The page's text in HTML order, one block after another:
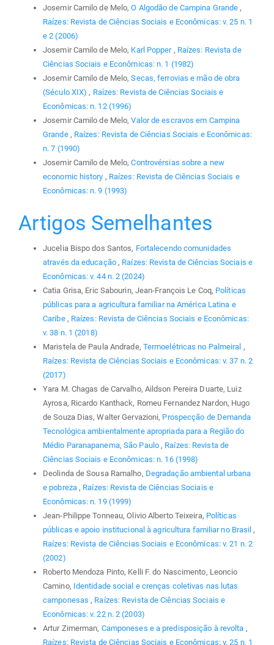
Josemir Camilo de Melo,O Algodão de Campina Grande ,
Raízes: Revista de Ciências Sociais e Econômicas: v. 25 n. 1
e 2 (2006)
Josemir Camilo de Melo, Karl Popper , Raízes: Revista de
Ciências Sociais e Econômicas: n. 1 (1982)
Josemir Camilo de Melo,Secas, ferrovias e mão de obra
(Século XIX) , Raízes: Revista de Ciências Sociais e
Econômicas: n. 12 (1996)
Josemir Camilo de Melo,Valor de escravos em Campina
Grande , Raízes: Revista de Ciências Sociais e Econômicas:
n. 7 (1990)
Josemir Camilo de Melo,Controvérsias sobre a new
economic history , Raízes: Revista de Ciências Sociais e
Econômicas: n. 9 (1993)
Artigos Semelhantes
Jucelia Bispo dos Santos, Fortalecendo comunidades
através da educação , Raízes: Revista de Ciências Sociais e
Econômicas: v. 44 n. 2 (2024)
Catia Grisa, Eric Sabourin, Jean-François Le Coq, Políticas
públicas para a agricultura familiar na América Latina e
Caribe , Raízes: Revista de Ciências Sociais e Econômicas:
v. 38 n. 1 (2018)
Maristela de Paula Andrade, Termoelétricas no Palmeiral ,
Raízes: Revista de Ciências Sociais e Econômicas: v. 37 n. 2
(2017)
Yara M. Chagas de Carvalho, Aildson Pereira Duarte, Luiz
Ayrosa, Ricardo Kanthack, Romeu Fernandez Nardon, Hugo
de Souza Dias, Walter Gervazioni, Prospecção de Demanda
Tecnológica ambientalmente apropriada para a Região do
Médio Paranapanema, São Paulo, Raízes: Revista de
Ciências Sociais e Econômicas: n. 16 (1998)
Deolinda de Sousa Ramalho, Degradação ambiental urbana
e pobreza , Raízes: Revista de Ciências Sociais e
Econômicas: n. 19 (1999)
Jean-Philippe Tonneau, Olivio Alberto Teixeira, Políticas
públicas e apoio institucional à agricultura familiar no Brasil,
Raízes: Revista de Ciências Sociais e Econômicas: v. 21 n. 2
(2002)
Roberto Mendoza Pinto, Kelli F. do Nascimento, Leoncio
Camino, Identidade social e crenças coletivas nas lutas
camponesas, Raízes: Revista de Ciências Sociais e
Econômicas: v. 22 n. 2 (2003)
Artur Zimerman, Camponeses e a predisposição à revolta ,
Raízes: Revista de Ciências Sociais e Econômicas: v. 25 n. 1